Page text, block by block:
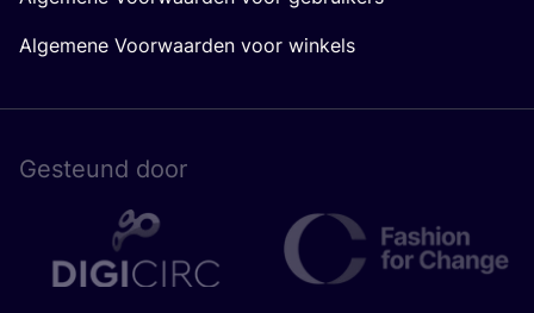
Algemene Voorwaarden voor winkels
Gesteund door